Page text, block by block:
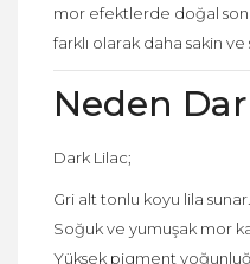
mor efektlerde doğal
farklı olarak daha sakin
Neden
Dark Lilac;
Gri alt tonlu koyu lila sunar.
Soğuk ve yumuşak mor
Yüksek pigment